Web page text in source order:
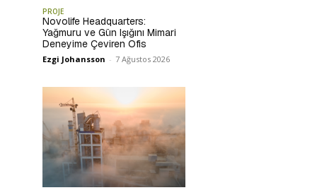
PROJE
Novolife Headquarters:
Yağmuru ve Gün Işığını Mimari
Deneyime Çeviren Ofis
Ezgi Johansson - 7 Ağustos 2026